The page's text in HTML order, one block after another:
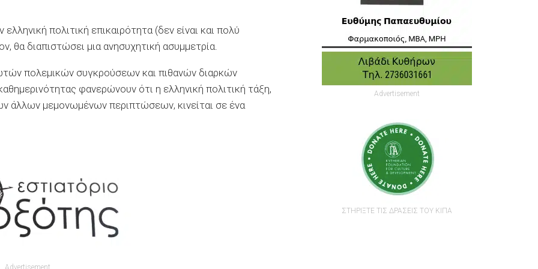
πολιτική επικαιρότητα (δεν είναι και πολύ
θα διαπιστώσει μια ανησυχητική ασυμμετρία.
πολεμικών συγκρούσεων και πιθανών διαρκών
φανερώνουν ότι η ελληνική πολιτική τάξη,
άλλων μεμονωμένων περιπτώσεων, κινείται σε ένα
Advertisement
Advertisement
ΣΤΗΡΙΞΤΕ ΤΙΣ ΔΡΑΣΕΙΣ ΤΟΥ ΚΙΠΑ